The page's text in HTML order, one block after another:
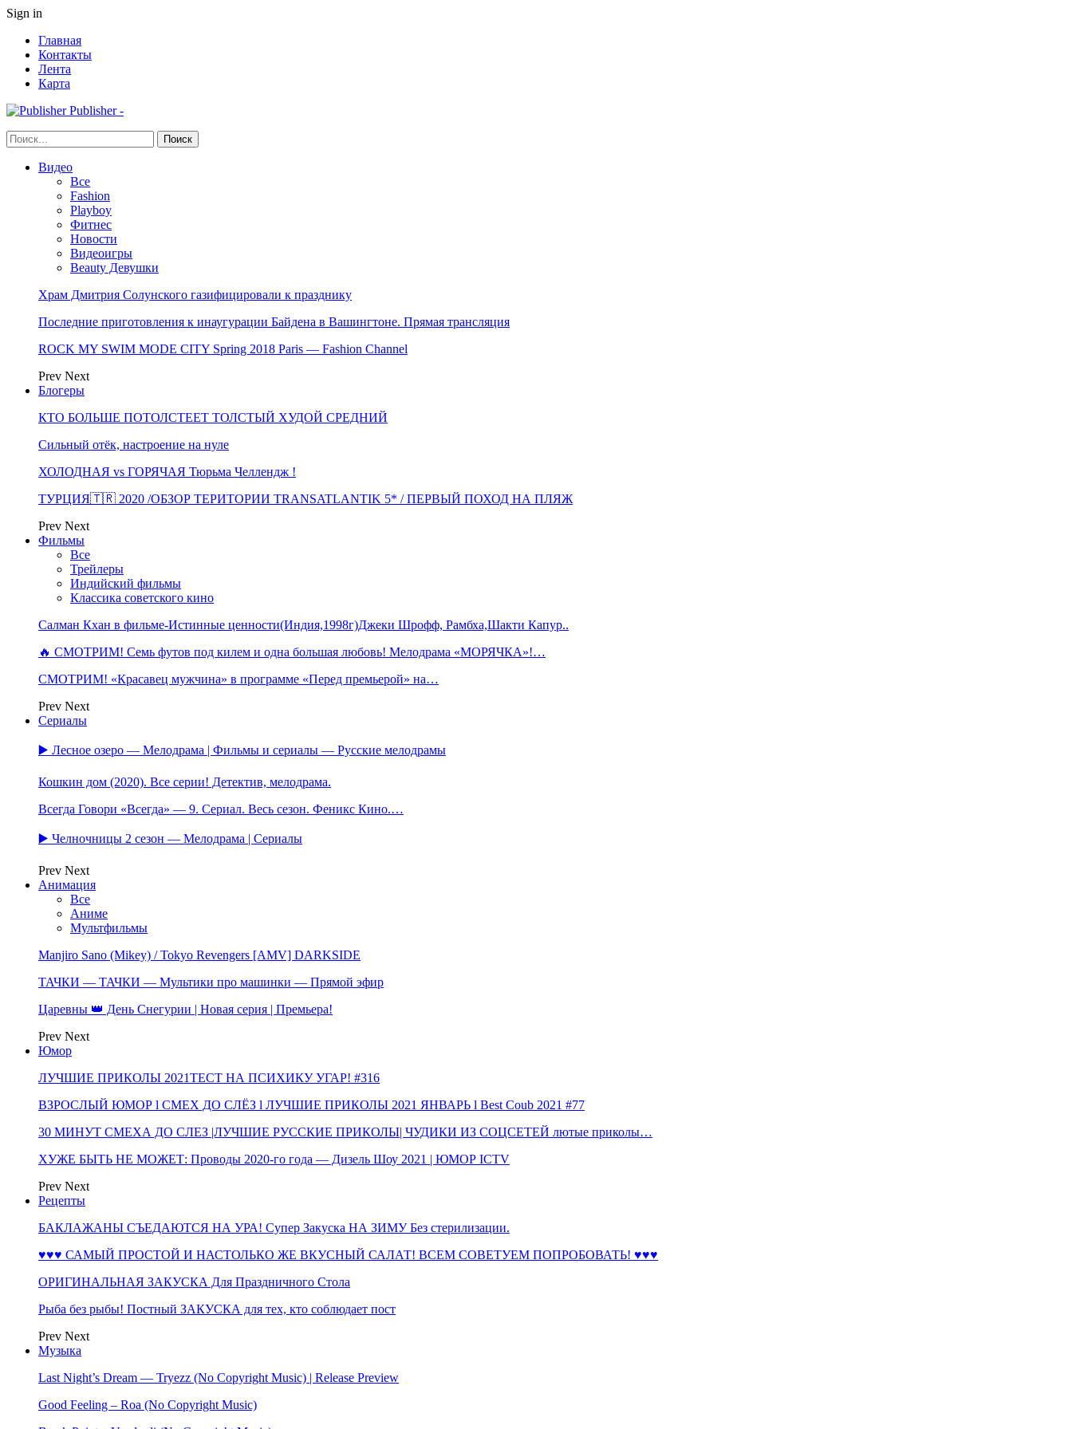
Sign in
Главная
Контакты
Лента
Карта
Publisher -
Видео
Все
Fashion
Playboy
Фитнес
Новости
Видеоигры
Beauty Девушки
Храм Дмитрия Солунского газифицировали к празднику
Последние приготовления к инаугурации Байдена в Вашингтоне. Прямая трансляция
ROCK MY SWIM MODE CITY Spring 2018 Paris — Fashion Channel
Prev Next
Блогеры
КТО БОЛЬШЕ ПОТОЛСТЕЕТ ТОЛСТЫЙ ХУДОЙ СРЕДНИЙ
Сильный отёк, настроение на нуле
ХОЛОДНАЯ vs ГОРЯЧАЯ Тюрьма Челлендж !
ТУРЦИЯ🇹🇷 2020 /ОБЗОР ТЕРИТОРИИ TRANSATLANTIK 5* / ПЕРВЫЙ ПОХОД НА ПЛЯЖ
Prev Next
Фильмы
Все
Трейлеры
Индийский фильмы
Классика советского кино
Салман Кхан в фильме-Истинные ценности(Индия,1998г)Джеки Шрофф, Рамбха,Шакти Капур..
🔥 СМОТРИМ! Семь футов под килем и одна большая любовь! Мелодрама «МОРЯЧКА»!…
СМОТРИМ! «Красавец мужчина» в программе «Перед премьерой» на…
Prev Next
Сериалы
▶️ Лесное озеро — Мелодрама | Фильмы и сериалы — Русские мелодрамы
Кошкин дом (2020). Все серии! Детектив, мелодрама.
Всегда Говори «Всегда» — 9. Сериал. Весь сезон. Феникс Кино.…
▶️ Челночницы 2 сезон — Мелодрама | Сериалы
Prev Next
Анимация
Все
Аниме
Мультфильмы
Manjiro Sano (Mikey) / Tokyo Revengers [AMV] DARKSIDE
ТАЧКИ — ТАЧКИ — Мультики про машинки — Прямой эфир
Царевны 👑 День Снегурии | Новая серия | Премьера!
Prev Next
Юмор
ЛУЧШИЕ ПРИКОЛЫ 2021ТЕСТ НА ПСИХИКУ УГАР! #316
ВЗРОСЛЫЙ ЮМОР l СМЕХ ДО СЛЁЗ l ЛУЧШИЕ ПРИКОЛЫ 2021 ЯНВАРЬ l Best Coub 2021 #77
30 МИНУТ СМЕХА ДО СЛЕЗ |ЛУЧШИЕ РУССКИЕ ПРИКОЛЫ| ЧУДИКИ ИЗ СОЦСЕТЕЙ лютые приколы…
ХУЖЕ БЫТЬ НЕ МОЖЕТ: Проводы 2020-го года — Дизель Шоу 2021 | ЮМОР ICTV
Prev Next
Рецепты
БАКЛАЖАНЫ СЪЕДАЮТСЯ НА УРА! Супер Закуска НА ЗИМУ Без стерилизации.
♥♥♥ САМЫЙ ПРОСТОЙ И НАСТОЛЬКО ЖЕ ВКУСНЫЙ САЛАТ! ВСЕМ СОВЕТУЕМ ПОПРОБОВАТЬ! ♥♥♥
ОРИГИНАЛЬНАЯ ЗАКУСКА Для Праздничного Стола
Рыба без рыбы! Постный ЗАКУСКА для тех, кто соблюдает пост
Prev Next
Музыка
Last Night’s Dream — Tryezz (No Copyright Music) | Release Preview
Good Feeling – Roa (No Copyright Music)